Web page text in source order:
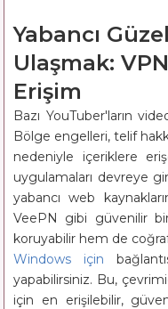
Yabancı
Ulaşmak:
Erişim
Bazı YouTuber'ların
Bölge engelleri, telif
nedeniyle içeriklere
uygulamaları devreye
yabancı web
VeePN gibi güvenilir
koruyabilir hem de
Windows için
yapabilirsiniz. Bu,
için en erişilebilir,